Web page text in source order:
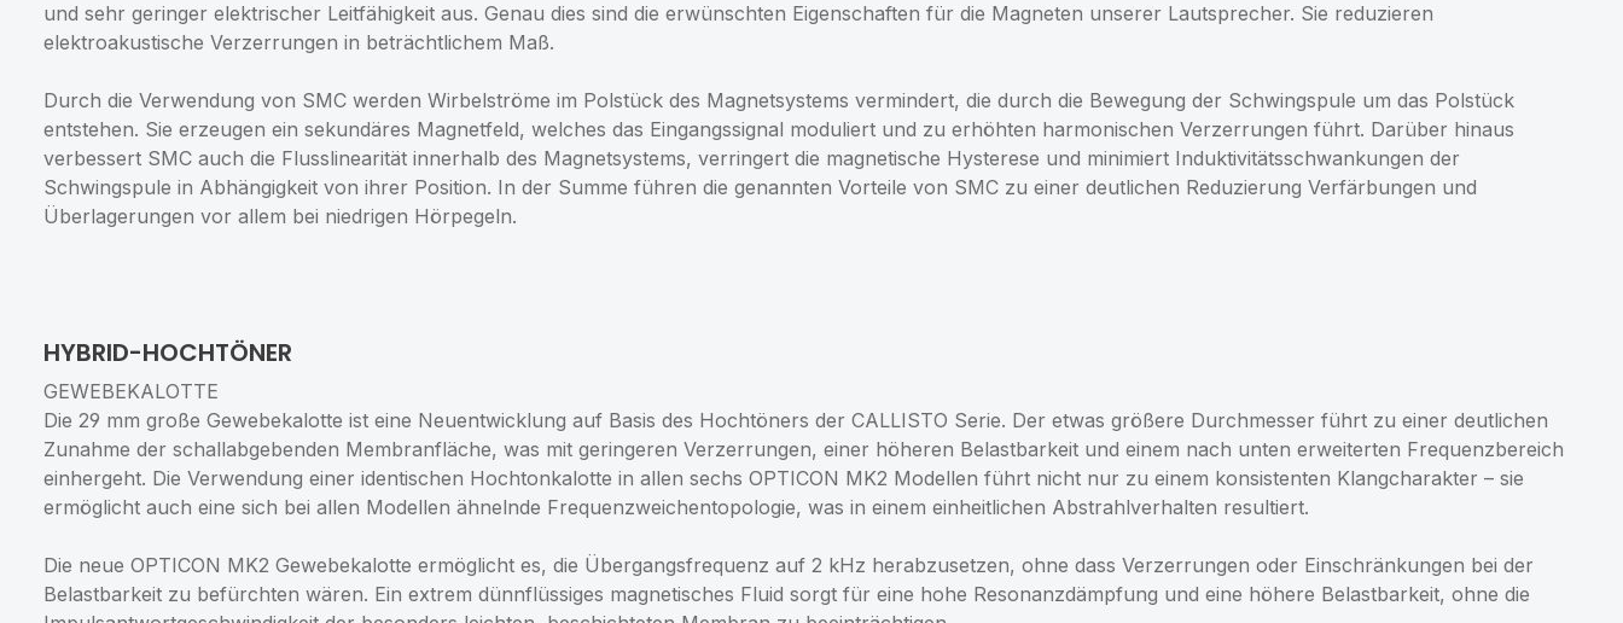
und sehr geringer elektrischer Leitfähigkeit aus. Genau dies sind die erwünschten Eigenschaften für die Magneten unserer Lautsprecher. Sie reduzieren
elektroakustische Verzerrungen in beträchtlichem Maß.
Durch die Verwendung von SMC werden Wirbelströme im Polstück des Magnetsystems vermindert, die durch die Bewegung der Schwingspule um das Polstück
entstehen. Sie erzeugen ein sekundäres Magnetfeld, welches das Eingangssignal moduliert und zu erhöhten harmonischen Verzerrungen führt. Darüber hinaus
verbessert SMC auch die Flusslinearität innerhalb des Magnetsystems, verringert die magnetische Hysterese und minimiert Induktivitätsschwankungen der
Schwingspule in Abhängigkeit von ihrer Position. In der Summe führen die genannten Vorteile von SMC zu einer deutlichen Reduzierung Verfärbungen und
Überlagerungen vor allem bei niedrigen Hörpegeln.
HYBRID-HOCHTÖNER
GEWEBEKALOTTE
Die 29 mm große Gewebekalotte ist eine Neuentwicklung auf Basis des Hochtöners der CALLISTO Serie. Der etwas größere Durchmesser führt zu einer deutlichen
Zunahme der schallabgebenden Membranfläche, was mit geringeren Verzerrungen, einer höheren Belastbarkeit und einem nach unten erweiterten Frequenzbereich
einhergeht. Die Verwendung einer identischen Hochtonkalotte in allen sechs OPTICON MK2 Modellen führt nicht nur zu einem konsistenten Klangcharakter – sie
ermöglicht auch eine sich bei allen Modellen ähnelnde Frequenzweichentopologie, was in einem einheitlichen Abstrahlverhalten resultiert.
Die neue OPTICON MK2 Gewebekalotte ermöglicht es, die Übergangsfrequenz auf 2 kHz herabzusetzen, ohne dass Verzerrungen oder Einschränkungen bei der
Belastbarkeit zu befürchten wären. Ein extrem dünnflüssiges magnetisches Fluid sorgt für eine hohe Resonanzdämpfung und eine höhere Belastbarkeit, ohne die